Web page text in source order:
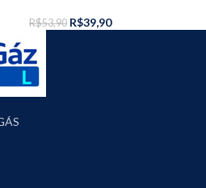
R$53,90 R$39,90